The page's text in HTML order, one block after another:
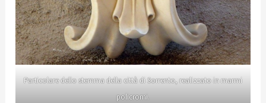
Particolare dello stemma della città di Sorrento, realizzato in marmi
policromi.